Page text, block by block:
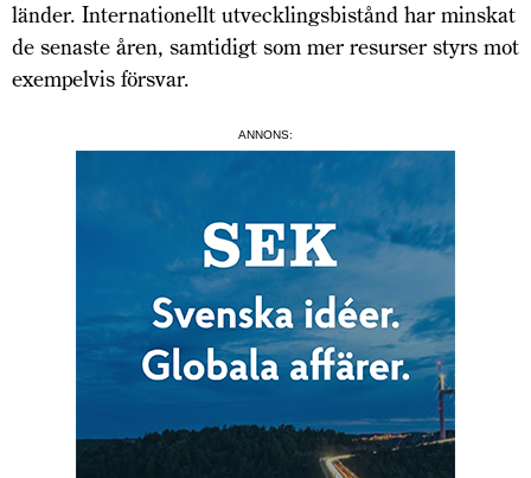
länder. Internationellt utvecklingsbistånd har minskat
de senaste åren, samtidigt som mer resurser styrs mot
exempelvis försvar.
ANNONS: